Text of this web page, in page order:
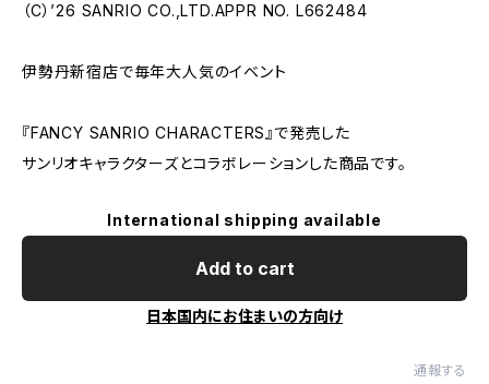
（C）’26 SANRIO CO.,LTD.APPR NO. L662484
伊勢丹新宿店で毎年大人気のイベント
『FANCY SANRIO CHARACTERS』で発売した
サンリオキャラクターズとコラボレーションした商品です。
International shipping available
Add to cart
日本国内にお住まいの方向け
通報する